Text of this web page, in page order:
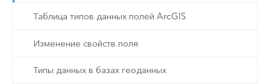
Таблица типов данных полей ArcGIS
Изменение свойств поля
Типы данных в базах геоданных